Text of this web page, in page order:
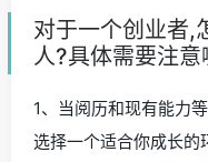
对于一个创业者,
人?具体需要注
1、当阅历和现有能力
选择一个适合你成长的